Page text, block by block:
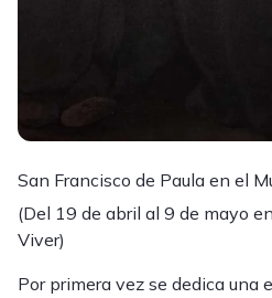
San Francisco de Paula en el
(Del 19 de abril al 9 de mayo
Viver)
Por primera vez se dedica una